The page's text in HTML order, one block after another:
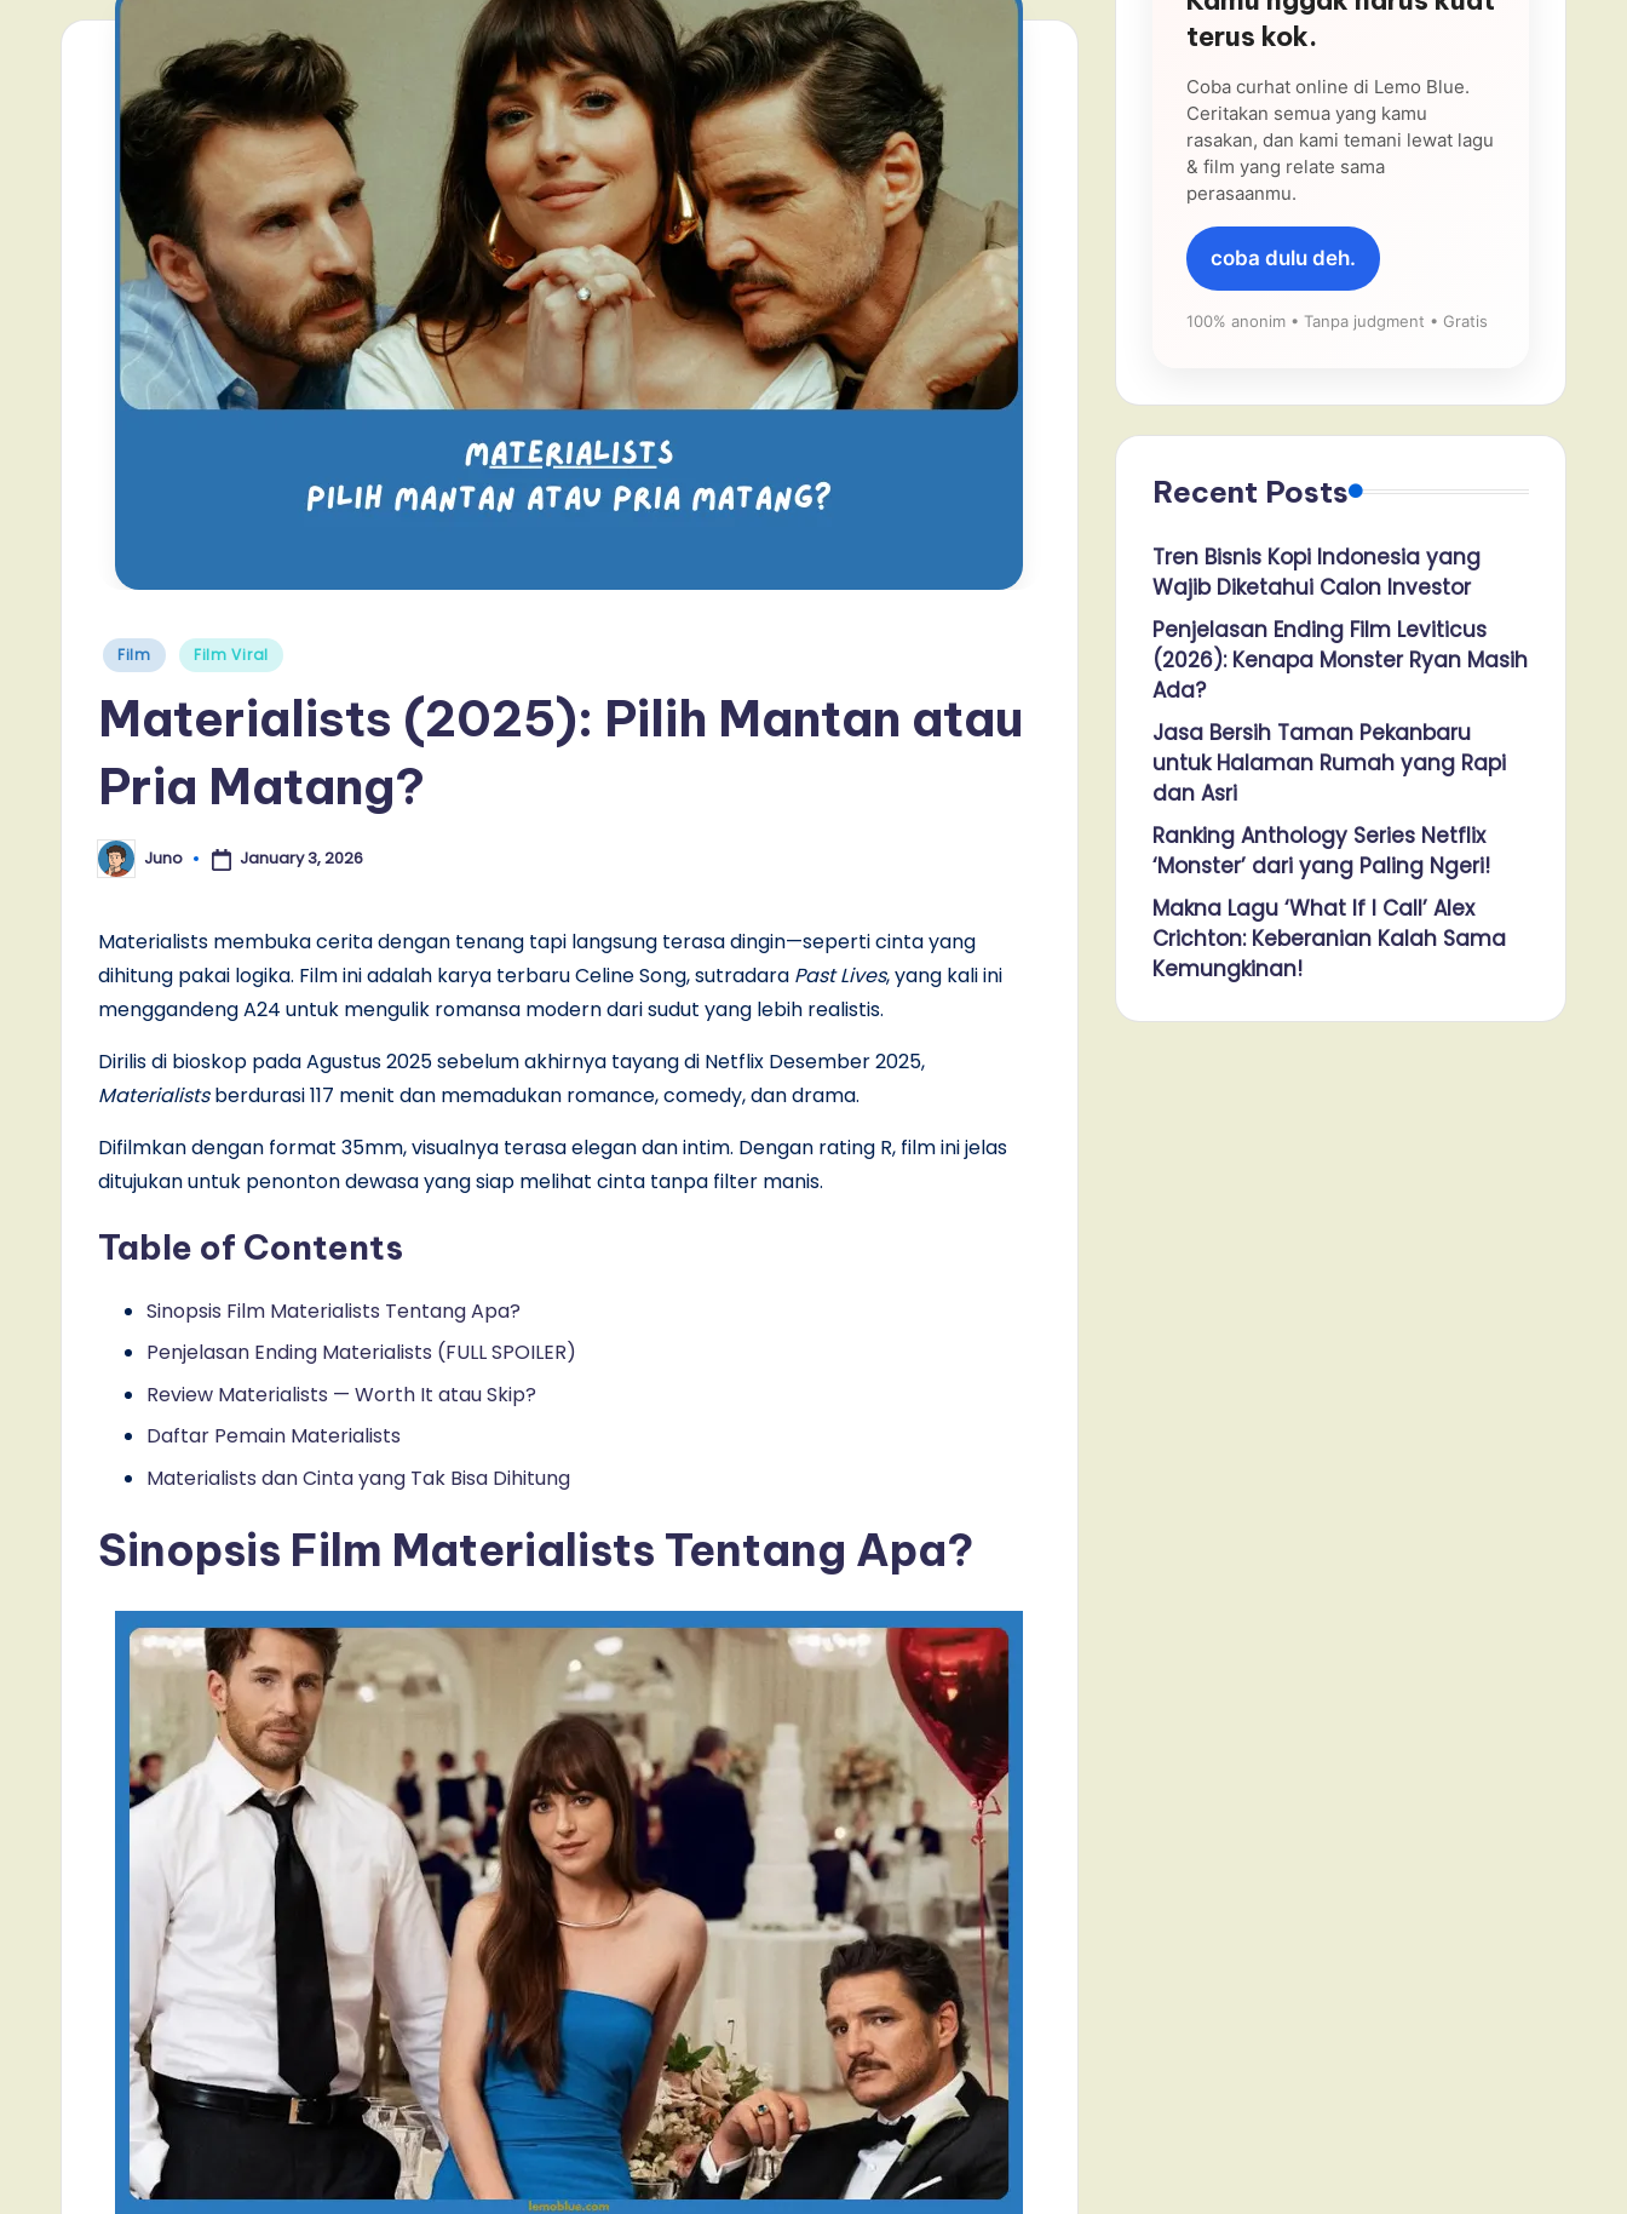
Posted
Film Film Viral
Materialists (2025): Pilih Mantan atau
Pria Matang?
Posted
by
Juno January 3, 2026
Materialists membuka cerita dengan tenang tapi langsung terasa dingin—seperti cinta yang
dihitung pakai logika. Film ini adalah karya terbaru Celine Song, sutradara Past Lives, yang kali ini
menggandeng A24 untuk mengulik romansa modern dari sudut yang lebih realistis.
Dirilis di bioskop pada Agustus 2025 sebelum akhirnya tayang di Netflix Desember 2025,
Materialistsberdurasi 117 menit dan memadukan romance, comedy, dan drama.
Difilmkan dengan format 35mm, visualnya terasa elegan dan intim. Dengan rating R, film ini jelas
ditujukan untuk penonton dewasa yang siap melihat cinta tanpa filter manis.
Table of Contents
Sinopsis Film Materialists Tentang Apa?
Penjelasan Ending Materialists (FULL SPOILER)
Review Materialists — Worth It atau Skip?
Daftar Pemain Materialists
Materialists dan Cinta yang Tak Bisa Dihitung
Sinopsis Film Materialists Tentang Apa?
terus kok.
Coba curhat online di Lemo Blue.
Ceritakan semua yang kamu
rasakan, dan kami temani lewat lagu
& film yang relate sama
perasaanmu.
coba dulu deh.
100% anonim • Tanpa judgment • Gratis
Recent Posts
Tren Bisnis Kopi Indonesia yang
Wajib Diketahui Calon Investor
Penjelasan Ending Film Leviticus
(2026): Kenapa Monster Ryan Masih
Ada?
Jasa Bersih Taman Pekanbaru
untuk Halaman Rumah yang Rapi
dan Asri
Ranking Anthology Series Netflix
‘Monster’ dari yang Paling Ngeri!
Makna Lagu ‘What If I Call’ Alex
Crichton: Keberanian Kalah Sama
Kemungkinan!